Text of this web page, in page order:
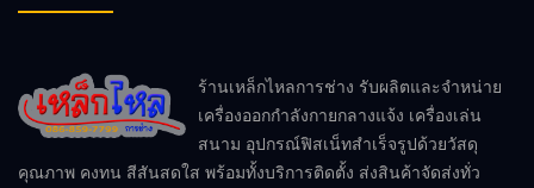
ร้านเหล็กไหลการช่าง รับผลิตและจำหน่าย
เครื่องออกกำลังกายกลางแจ้ง เครื่องเล่น
สนาม อุปกรณ์ฟิสเน็ทสำเร็จรูปด้วยวัสดุ
คุณภาพ คงทน สีสันสดใส พร้อมทั้งบริการติดตั้ง ส่งสินค้าจัดส่งทั่ว